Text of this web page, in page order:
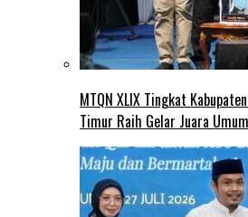
MTQN XLIX Tingkat
Timur Raih Gelar Juara Umum